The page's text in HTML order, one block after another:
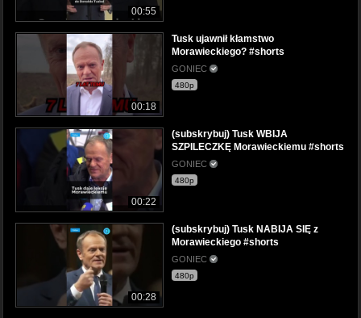
00:55
00:18
Tusk ujawnił kłamstwo
Morawieckiego? #shorts
GONIEC
480p
00:22
(subskrybuj) Tusk WBIJA
SZPILECZKĘ Morawieckiemu #shorts
GONIEC
480p
00:28
(subskrybuj) Tusk NABIJA SIĘ z
Morawieckiego #shorts
GONIEC
480p